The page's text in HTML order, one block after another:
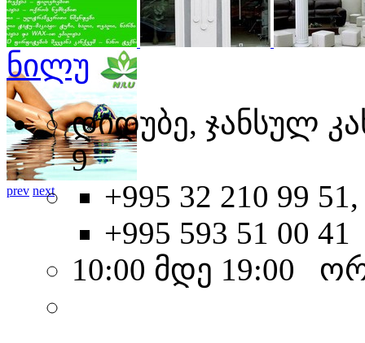
prev next
ნილუ
დიდუბე, ჯანსულ
9
+995 32 210 99 51,
+995 593 51 00 41
10:00 მდე 19:00